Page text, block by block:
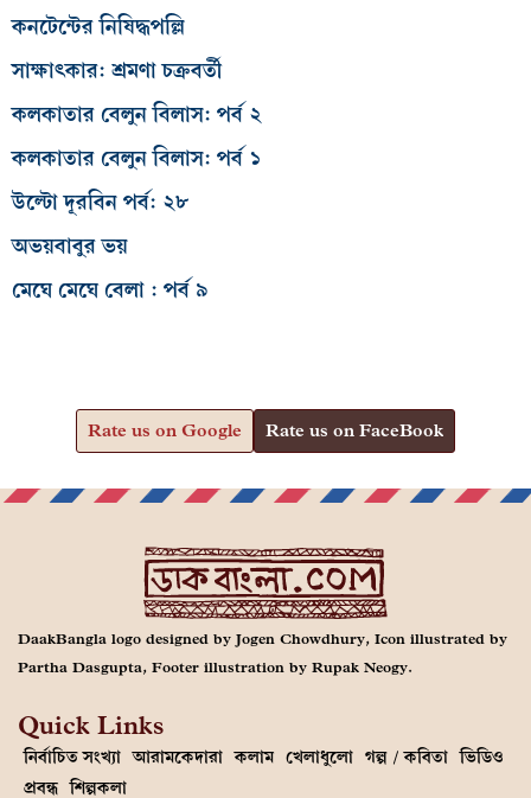
কনটেন্টের নিষিদ্ধপল্লি
সাক্ষাৎকার: শ্রমণা চক্রবর্তী
কলকাতার বেলুন বিলাস: পর্ব ২
কলকাতার বেলুন বিলাস: পর্ব ১
উল্টো দূরবিন পর্ব: ২৮
অভয়বাবুর ভয়
মেঘে মেঘে বেলা : পর্ব ৯
Rate us on Google Rate us on FaceBook
DaakBangla logo designed by Jogen Chowdhury, Icon illustrated by
Partha Dasgupta, Footer illustration by Rupak Neogy.
Quick Links
নির্বাচিত সংখ্যা আরামকেদারা কলাম খেলাধুলো গল্প / কবিতা ভিডিও
প্রবন্ধ শিল্পকলা